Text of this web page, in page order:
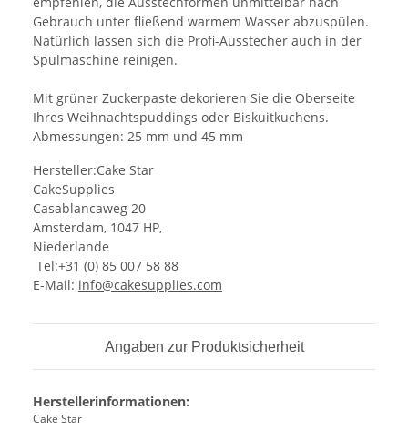
Gebrauch unter fließend warmem Wasser abzuspülen.
Natürlich lassen sich die Profi-Ausstecher auch in der
Spülmaschine reinigen.
Mit grüner Zuckerpaste dekorieren Sie die Oberseite
Ihres Weihnachtspuddings oder Biskuitkuchens.
Abmessungen: 25 mm und 45 mm
Hersteller:Cake Star
CakeSupplies
Casablancaweg 20
Amsterdam, 1047 HP,
Niederlande
Tel:+31 (0) 85 007 58 88
E-Mail: info@cakesupplies.com
Angaben zur Produktsicherheit
Herstellerinformationen:
Cake Star